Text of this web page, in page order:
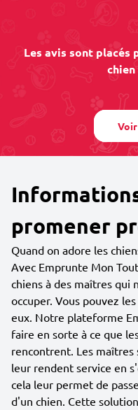
Les avis sont placés
promener
Quand on adore les
Avec Emprunte Mon
chiens à des maîtres qui
occuper. Vous pouvez
eux. Notre plateforme
faire en sorte à ce que
rencontrent. Les
leur rendent service en
cela leur permet de
d'un chien. Cette